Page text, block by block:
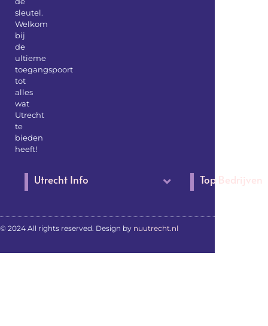
sleutel.
Welkom
bij
de
ultieme
toegangspoort
tot
alles
wat
Utrecht
te
bieden
heeft!
Utrecht Info Top Bedrijven
© 2024 All rights reserved. Design by nuutrecht.nl